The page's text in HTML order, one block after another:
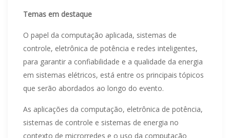
Temas em destaque
O papel da computação aplicada, sistemas de
controle, eletrônica de potência e redes inteligentes,
para garantir a confiabilidade e a qualidade da energia
em sistemas elétricos, está entre os principais tópicos
que serão abordados ao longo do evento.
As aplicações da computação, eletrônica de potência,
sistemas de controle e sistemas de energia no
contexto de microrredes e o uso da computação